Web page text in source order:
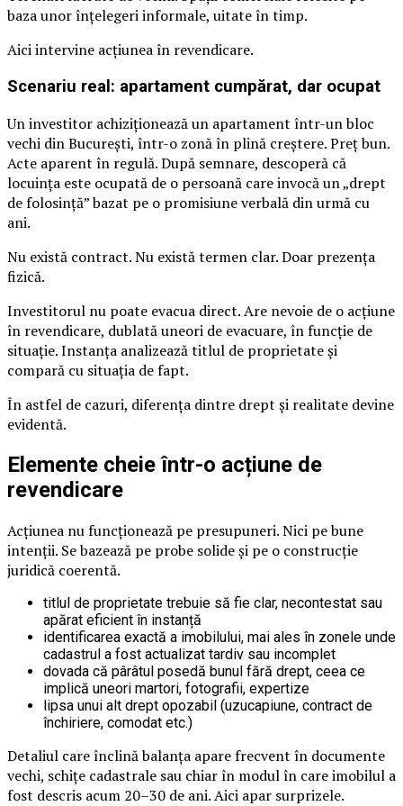
baza unor înțelegeri informale, uitate în timp.
Aici intervine acțiunea în revendicare.
Scenariu real: apartament cumpărat, dar ocupat
Un investitor achiziționează un apartament într-un bloc
vechi din București, într-o zonă în plină creștere. Preț bun.
Acte aparent în regulă. După semnare, descoperă că
locuința este ocupată de o persoană care invocă un „drept
de folosință” bazat pe o promisiune verbală din urmă cu
ani.
Nu există contract. Nu există termen clar. Doar prezența
fizică.
Investitorul nu poate evacua direct. Are nevoie de o acțiune
în revendicare, dublată uneori de evacuare, în funcție de
situație. Instanța analizează titlul de proprietate și
compară cu situația de fapt.
În astfel de cazuri, diferența dintre drept și realitate devine
evidentă.
Elemente cheie într-o acțiune de
revendicare
Acțiunea nu funcționează pe presupuneri. Nici pe bune
intenții. Se bazează pe probe solide și pe o construcție
juridică coerentă.
titlul de proprietate trebuie să fie clar, necontestat sau
apărat eficient în instanță
identificarea exactă a imobilului, mai ales în zonele unde
cadastrul a fost actualizat tardiv sau incomplet
dovada că pârâtul posedă bunul fără drept, ceea ce
implică uneori martori, fotografii, expertize
lipsa unui alt drept opozabil (uzucapiune, contract de
închiriere, comodat etc.)
Detaliul care înclină balanța apare frecvent în documente
vechi, schițe cadastrale sau chiar în modul în care imobilul a
fost descris acum 20–30 de ani. Aici apar surprizele.